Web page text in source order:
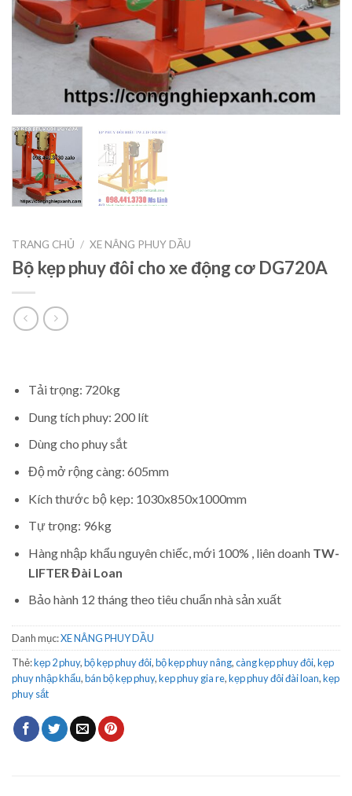
TRANG CHỦ / XE NÂNG PHUY DẦU
Bộ kẹp phuy đôi cho xe động cơ DG720A
Tải trọng: 720kg
Dung tích phuy: 200 lít
Dùng cho phuy sắt
Độ mở rộng càng: 605mm
Kích thước bộ kẹp: 1030x850x1000mm
Tự trọng: 96kg
Hàng nhập khẩu nguyên chiếc, mới 100% , liên doanh TW-
LIFTER Đài Loan
Bảo hành 12 tháng theo tiêu chuẩn nhà sản xuất
Danh mục:XE NÂNG PHUY DẦU
Thẻ:kẹp 2 phuy,bộ kẹp phuy đôi,bộ kẹp phuy nâng,càng kẹp phuy đôi,kẹp
phuy nhập khẩu,bán bộ kẹp phuy,kep phuy gia re,kẹp phuy đôi đài loan,kẹp
phuy sắt